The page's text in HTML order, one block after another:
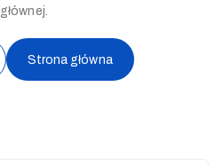
głównej.
Strona główna